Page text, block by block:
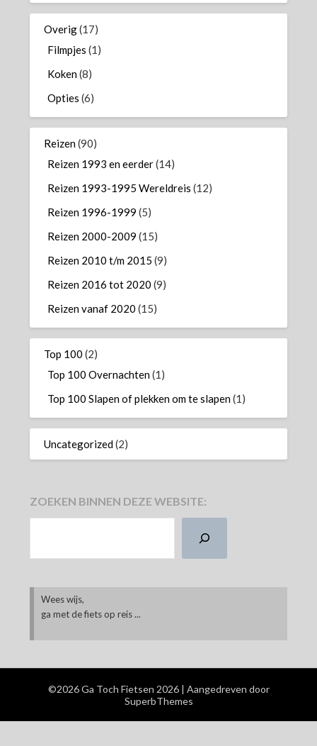
Overig(17)
Filmpjes (1)
Koken(8)
Opties (6)
Reizen(90)
Reizen 1993 en eerder(14)
Reizen 1993-1995 Wereldreis (12)
Reizen 1996-1999 (5)
Reizen 2000-2009 (15)
Reizen 2010 t/m 2015 (9)
Reizen 2016 tot 2020 (9)
Reizen vanaf 2020 (15)
Top 100 (2)
Top 100 Overnachten(1)
Top 100 Slapen of plekken om te slapen(1)
Uncategorized(2)
ZOEKEN BINNEN DEZE WEBSITE:
Wees wijs,
ga met de fiets op reis ...
©2026 Ga Toch Fietsen 2026 | Aangedreven door
SuperbThemes